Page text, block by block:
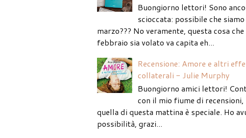
Buongiorno lettori! Sono
scioccata: possibile che siamo
marzo??? No veramente, questa cosa che
febbraio sia volato va capita eh...
Recensione: Amore e altri
collaterali - Julie Murphy
Buongiorno amici lettori!
con il mio fiume di recensioni,
quella di questa mattina è speciale. Ho
possibilità, grazi...